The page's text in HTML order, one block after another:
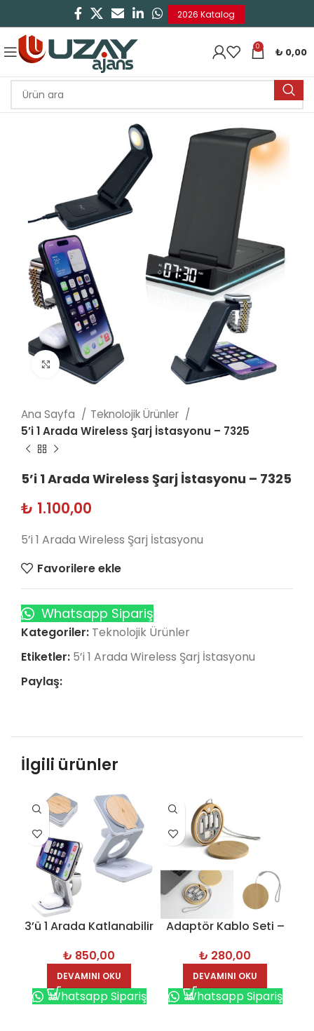
2026 Katalog
0 ₺ 0,00
Click to enlarge
Ana Sayfa
Teknolojik Ürünler
5’i 1 Arada Wireless Şarj İstasyonu – 7325
5’i 1 Arada Wireless Şarj İstasyonu – 7325
₺ 1.100,00
5’i 1 Arada Wireless Şarj İstasyonu
Favorilere ekle
Whatsapp Sipariş
Kategoriler: Teknolojik Ürünler
Etiketler: 5’i 1 Arada Wireless Şarj İstasyonu
Paylaş:
İlgili ürünler
3’ü 1 Arada Katlanabilir
7342
₺ 850,00
DEVAMINI OKU
Whatsapp Sipariş
Adaptör Kablo Seti –
₺ 280,00
DEVAMINI OKU
Whatsapp Sipariş